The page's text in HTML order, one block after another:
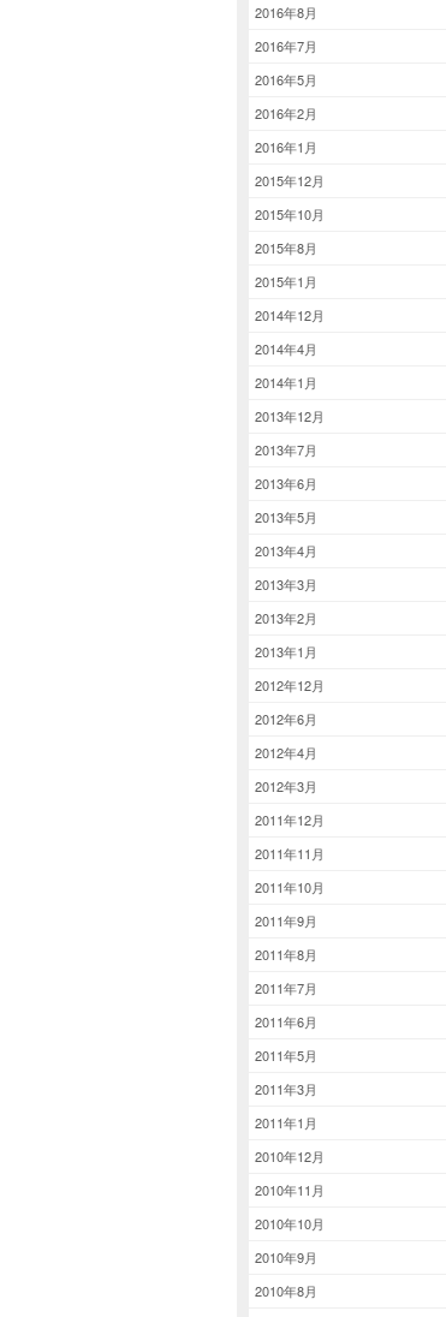
2016年8月
2016年7月
2016年5月
2016年2月
2016年1月
2015年12月
2015年10月
2015年8月
2015年1月
2014年12月
2014年4月
2014年1月
2013年12月
2013年7月
2013年6月
2013年5月
2013年4月
2013年3月
2013年2月
2013年1月
2012年12月
2012年6月
2012年4月
2012年3月
2011年12月
2011年11月
2011年10月
2011年9月
2011年8月
2011年7月
2011年6月
2011年5月
2011年3月
2011年1月
2010年12月
2010年11月
2010年10月
2010年9月
2010年8月